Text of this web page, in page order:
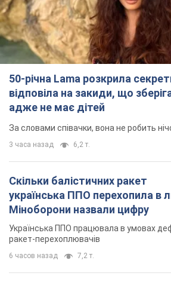
50-річна Lama розкрила
відповіла на закиди, що
адже не має дітей
За словами співачки, вона не робить
3 часа назад 6,2 т.
Скільки балістичних ракет
українська ППО перехопила в
Міноборони назвали цифру
Українська ППО працювала в умовах
ракет-перехоплювачів
6 часов назад 7,2 т.